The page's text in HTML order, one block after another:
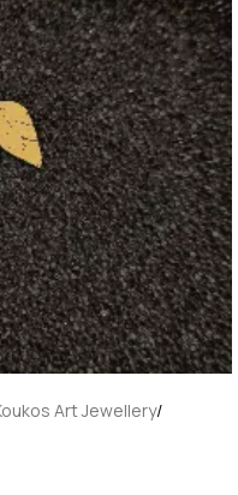
Art Jewellery